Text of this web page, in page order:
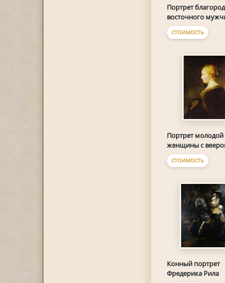
Портрет
восточного
СТОИМОСТЬ
Портрет молодой
женщины с
СТОИМОСТЬ
Конный портрет
Фредерика Рила